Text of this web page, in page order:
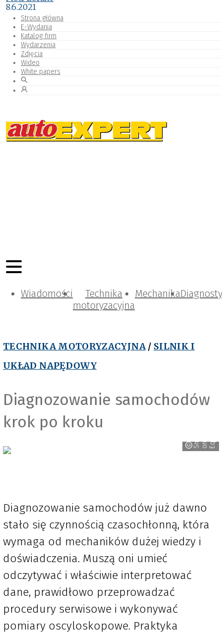
Strona główna
E-Wydania
Katalog firm
Wydarzenia
Zdjęcia
Wideo
White papers
Wiadomości
Technika
motoryzacyjna
Mechanika
TECHNIKA MOTORYZACYJNA / SILNIK I
UKŁAD NAPĘDOWY
Diagnozowanie samochodów
krok po kroku
S n
a
p
-
o n
E q
u
i
p
m
e
n t
8.6.2021
Diagnozowanie samochodów już dawno
stało się czynnością czasochłonną, która
wymaga od mechaników dużej wiedzy i
doświadczenia. Muszą oni umieć
odczytywać i właściwie interpretować
dane, prawidłowo przeprowadzać
procedury serwisowe i wykonywać
pomiary oscyloskopowe. Praktyka